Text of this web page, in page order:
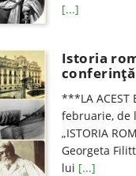
[...]
Istoria
conferinţă
***LA ACEST
februarie, de
„ISTORIA
Georgeta
lui [...]